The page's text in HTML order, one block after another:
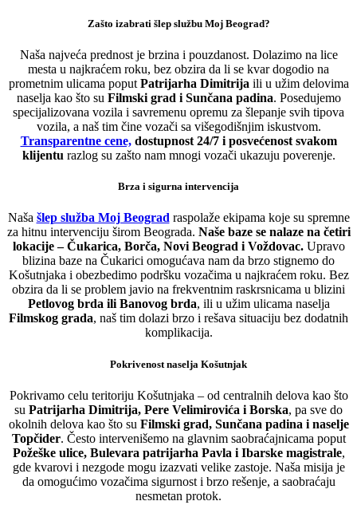
Zašto izabrati šlep službu Moj Beograd?
Naša najveća prednost je brzina i pouzdanost. Dolazimo na lice
mesta u najkraćem roku, bez obzira da li se kvar dogodio na
prometnim ulicama poput Patrijarha Dimitrija ili u užim delovima
naselja kao što su Filmski grad i Sunčana padina. Posedujemo
specijalizovana vozila i savremenu opremu za šlepanje svih tipova
vozila, a naš tim čine vozači sa višegodišnjim iskustvom.
Transparentne cene,dostupnost 24/7 i posvećenost svakom
klijentu razlog su zašto nam mnogi vozači ukazuju poverenje.
Brza i sigurna intervencija
Naša šlep služba Moj Beograd raspolaže ekipama koje su spremne
za hitnu intervenciju širom Beograda. Naše baze se nalaze na četiri
lokacije – Čukarica, Borča, Novi Beograd i Voždovac.Upravo
blizina baze na Čukarici omogućava nam da brzo stignemo do
Košutnjaka i obezbedimo podršku vozačima u najkraćem roku. Bez
obzira da li se problem javio na frekventnim raskrsnicama u blizini
Petlovog brda ili Banovog brda, ili u užim ulicama naselja
Filmskog grada, naš tim dolazi brzo i rešava situaciju bez dodatnih
komplikacija.
Pokrivenost naselja Košutnjak
Pokrivamo celu teritoriju Košutnjaka – od centralnih delova kao što
su Patrijarha Dimitrija, Pere Velimirovića i Borska, pa sve do
okolnih delova kao što su Filmski grad, Sunčana padina i naselje
Topčider. Često intervenišemo na glavnim saobraćajnicama poput
Požeške ulice, Bulevara patrijarha Pavla i Ibarske magistrale,
gde kvarovi i nezgode mogu izazvati velike zastoje. Naša misija je
da omogućimo vozačima sigurnost i brzo rešenje, a saobraćaju
nesmetan protok.